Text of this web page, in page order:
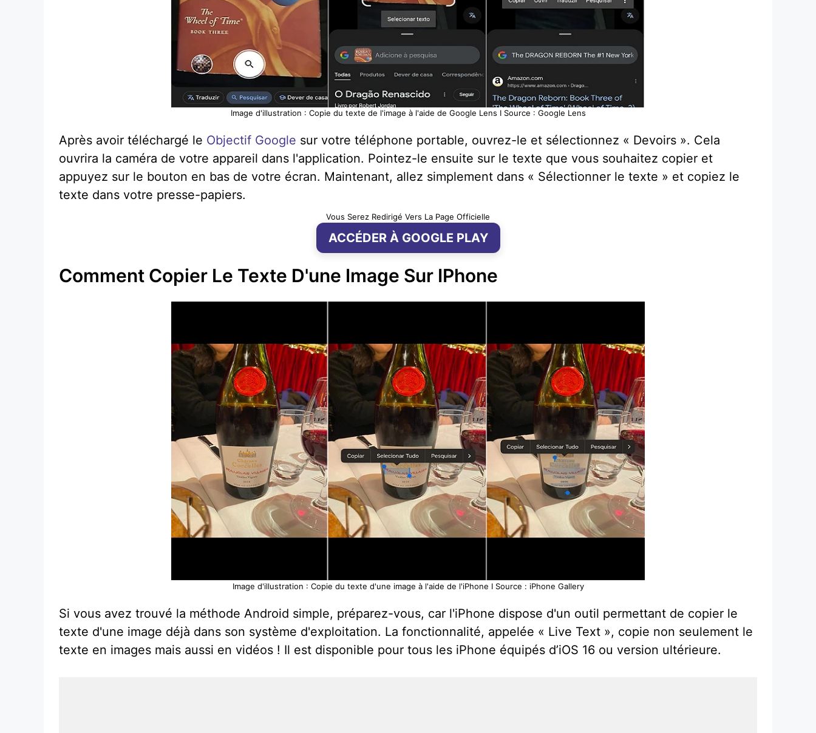
Image d'illustration : Copie du texte de l'image à l'aide de Google Lens I Source : Google Lens
Après avoir téléchargé le Objectif Google sur votre téléphone portable, ouvrez-le et sélectionnez « Devoirs ». Cela
ouvrira la caméra de votre appareil dans l'application. Pointez-le ensuite sur le texte que vous souhaitez copier et
appuyez sur le bouton en bas de votre écran. Maintenant, allez simplement dans « Sélectionner le texte » et copiez le
texte dans votre presse-papiers.
Vous Serez Redirigé Vers La Page Officielle
ACCÉDER À GOOGLE PLAY
Comment Copier Le Texte D'une Image Sur IPhone
Image d'illustration : Copie du texte d'une image à l'aide de l'iPhone I Source : iPhone Gallery
Si vous avez trouvé la méthode Android simple, préparez-vous, car l'iPhone dispose d'un outil permettant de copier le
texte d'une image déjà dans son système d'exploitation. La fonctionnalité, appelée « Live Text », copie non seulement le
texte en images mais aussi en vidéos ! Il est disponible pour tous les iPhone équipés d’iOS 16 ou version ultérieure.